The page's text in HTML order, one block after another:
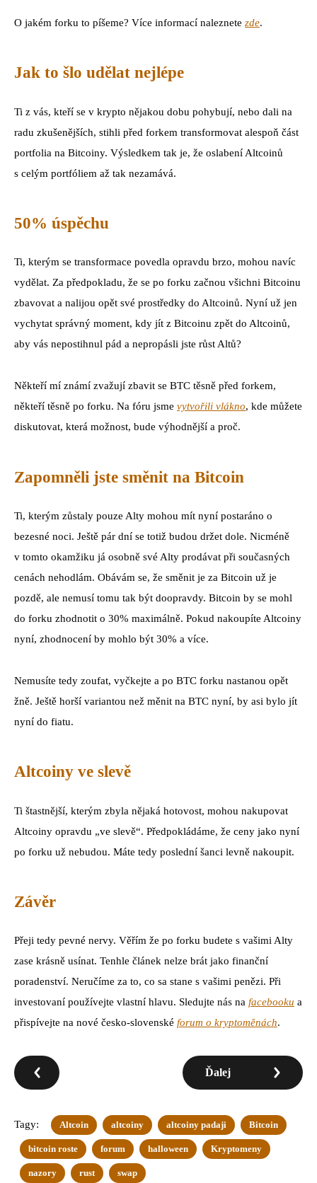
O jakém forku to píšeme? Více informací naleznete zde.
Jak to šlo udělat nejlépe
Ti z vás, kteří se v krypto nějakou dobu pohybují, nebo dali na
radu zkušenějších, stihli před forkem transformovat alespoň část
portfolia na Bitcoiny. Výsledkem tak je, že oslabení Altcoinů
s celým portfóliem až tak nezamává.
50% úspěchu
Ti, kterým se transformace povedla opravdu brzo, mohou navíc
vydělat. Za předpokladu, že se po forku začnou všichni Bitcoinu
zbavovat a nalijou opět své prostředky do Altcoinů. Nyní už jen
vychytat správný moment, kdy jít z Bitcoinu zpět do Altcoinů,
aby vás nepostihnul pád a nepropásli jste růst Altů?
Někteří mí známí zvažují zbavit se BTC těsně před forkem,
někteří těsně po forku. Na fóru jsme vytvořili vlákno, kde můžete
diskutovat, která možnost, bude výhodnější a proč.
Zapomněli jste směnit na Bitcoin
Ti, kterým zůstaly pouze Alty mohou mít nyní postaráno o
bezesné noci. Ještě pár dní se totiž budou držet dole. Nicméně
v tomto okamžiku já osobně své Alty prodávat při současných
cenách nehodlám. Obávám se, že směnit je za Bitcoin už je
pozdě, ale nemusí tomu tak být doopravdy. Bitcoin by se mohl
do forku zhodnotit o 30% maximálně. Pokud nakoupíte Altcoiny
nyní, zhodnocení by mohlo být 30% a více.
Nemusíte tedy zoufat, vyčkejte a po BTC forku nastanou opět
žně. Ještě horší variantou než měnit na BTC nyní, by asi bylo jít
nyní do fiatu.
Altcoiny ve slevě
Ti štastnější, kterým zbyla nějaká hotovost, mohou nakupovat
Altcoiny opravdu „ve slevě“. Předpokládáme, že ceny jako nyní
po forku už nebudou. Máte tedy poslední šanci levně nakoupit.
Závěr
Přeji tedy pevné nervy. Věřím že po forku budete s vašimi Alty
zase krásně usínat. Tenhle článek nelze brát jako finanční
poradenství. Neručíme za to, co sa stane s vašimi penězi. Při
investovaní používejte vlastní hlavu. Sledujte nás na facebooku a
přispívejte na nové česko-slovenské forum o kryptoměnách.
Ďalej
Tagy: Altcoin altcoiny altcoiny padaji Bitcoin
bitcoin roste forum halloween Kryptomeny
nazory rust swap